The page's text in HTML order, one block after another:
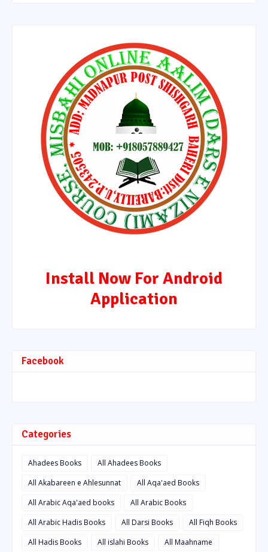
Install Now For Android
Application
Facebook
Categories
Ahadees Books
All Ahadees Books
All Akabareen e Ahlesunnat
All Aqa'aed Books
All Arabic Aqa'aed books
All Arabic Books
All Arabic Hadis Books
All Darsi Books
All Fiqh Books
All Hadis Books
All islahi Books All Maahname